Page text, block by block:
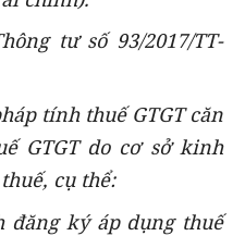
tư số 93/2017/TT-
tính thuế GTGT căn
GTGT do cơ sở kinh
cụ thể:
đăng ký áp dụng thuế